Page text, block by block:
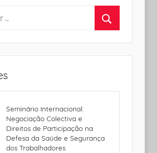
Seminário Internacional:
Negociação Colectiva e
Direitos de Participação na
Defesa da Saúde e Segurança
dos Trabalhadores